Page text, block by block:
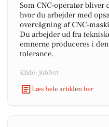
Som CNC-operatør bliver
hvor du arbejder med
overvågning af CNC-
Du arbejder ud fra
emnerne produceres i
tolerance.
Kilde: JobNet
Læs hele artiklen her